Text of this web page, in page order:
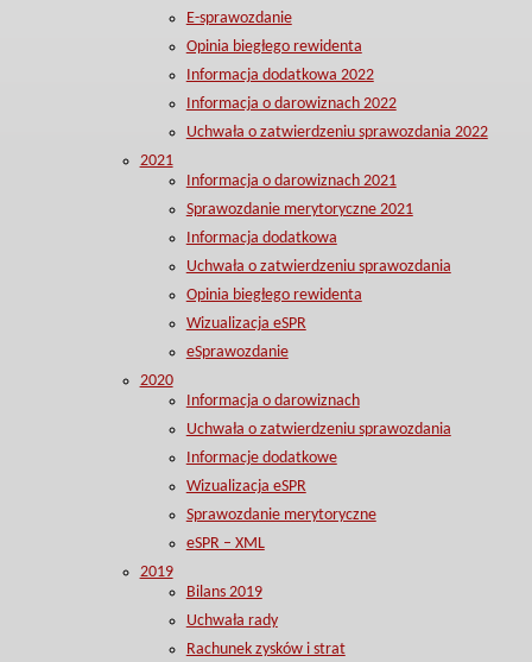
E-sprawozdanie
Opinia biegłego rewidenta
Informacja dodatkowa 2022
Informacja o darowiznach 2022
Uchwała o zatwierdzeniu sprawozdania 2022
2021
Informacja o darowiznach 2021
Sprawozdanie merytoryczne 2021
Informacja dodatkowa
Uchwała o zatwierdzeniu sprawozdania
Opinia biegłego rewidenta
Wizualizacja eSPR
eSprawozdanie
2020
Informacja o darowiznach
Uchwała o zatwierdzeniu sprawozdania
Informacje dodatkowe
Wizualizacja eSPR
Sprawozdanie merytoryczne
eSPR – XML
2019
Bilans 2019
Uchwała rady
Rachunek zysków i strat